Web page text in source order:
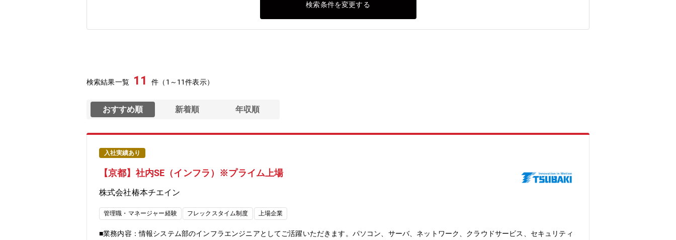
検索条件を変更する
検索結果一覧 11 件（1～11件表示）
おすすめ順 新着順 年収順
入社実績あり
【京都】社内SE（インフラ）※プライム上場
株式会社椿本チエイン
管理職・マネージャー経験 フレックスタイム制度 上場企業
■業務内容：情報システム部のインフラエンジニアとしてご活躍いただきます。パソコン、サーバ、ネットワーク、クラウドサービス、セキュリティ